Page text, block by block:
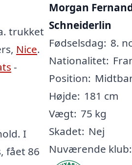
trukket
Nice.
-
I
fået 86
Morgan
Schneiderlin
Fødselsdag: 8.
Nationalitet:
Position:
Højde: 181 cm
Vægt: 75 kg
Skadet: Nej
Nuværende klub: